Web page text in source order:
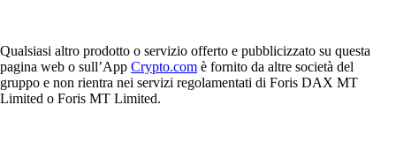
Qualsiasi altro prodotto o servizio offerto e pubblicizzato su questa
pagina web o sull’App Crypto.com è fornito da altre società del
gruppo e non rientra nei servizi regolamentati di Foris DAX MT
Limited o Foris MT Limited.